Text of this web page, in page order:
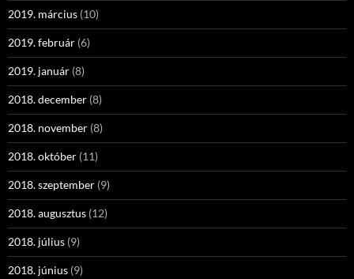
2019. március (10)
2019. február (6)
2019. január (8)
2018. december (8)
2018. november (8)
2018. október (11)
2018. szeptember (9)
2018. augusztus (12)
2018. július (9)
2018. június (9)